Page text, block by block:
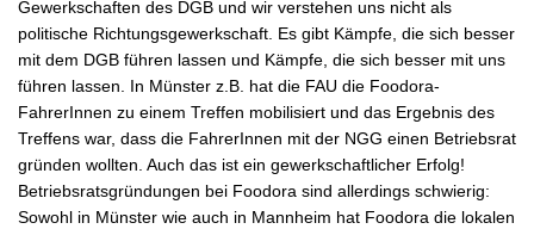
Gewerkschaften des DGB und wir verstehen uns nicht als
politische Richtungsgewerkschaft. Es gibt Kämpfe, die sich besser
mit dem DGB führen lassen und Kämpfe, die sich besser mit uns
führen lassen. In Münster z.B. hat die FAU die Foodora-
FahrerInnen zu einem Treffen mobilisiert und das Ergebnis des
Treffens war, dass die FahrerInnen mit der NGG einen Betriebsrat
gründen wollten. Auch das ist ein gewerkschaftlicher Erfolg!
Betriebsratsgründungen bei Foodora sind allerdings schwierig:
Sowohl in Münster wie auch in Mannheim hat Foodora die lokalen